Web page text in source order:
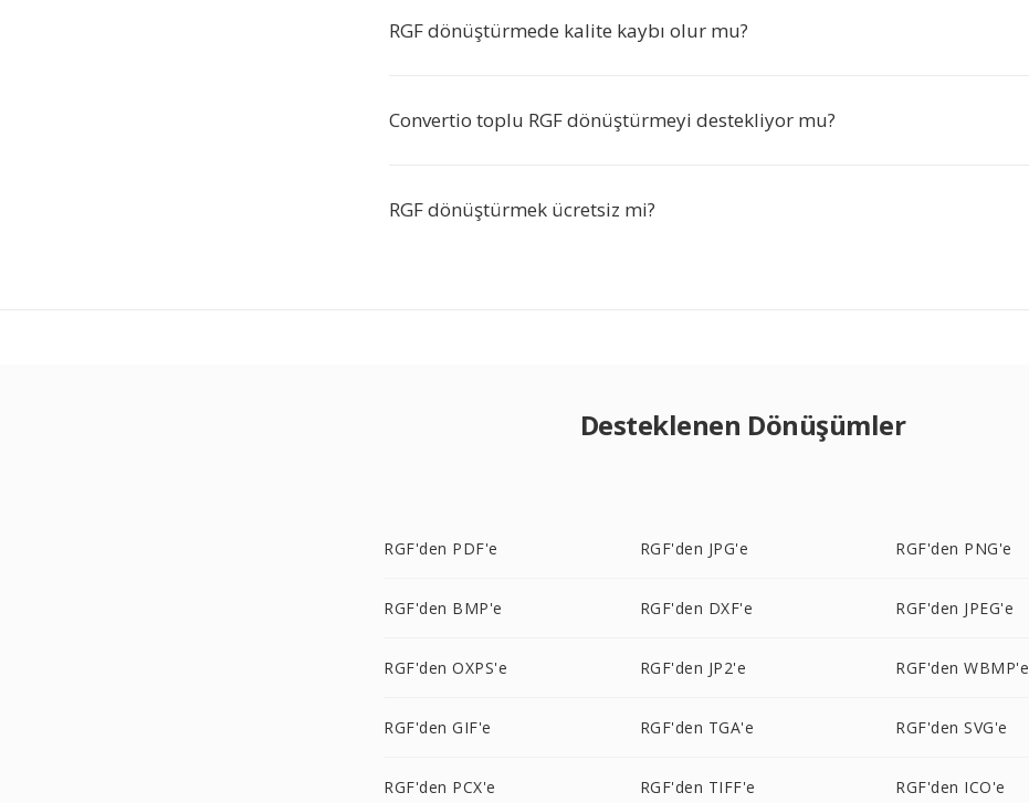
RGF dönüştürmede kalite kaybı olur mu?
Convertio toplu RGF dönüştürmeyi destekliyor mu?
RGF dönüştürmek ücretsiz mi?
Desteklenen Dönüşümler
RGF'den PDF'e RGF'den JPG'e RGF'den PNG'e
RGF'den BMP'e RGF'den DXF'e RGF'den JPEG'e
RGF'den OXPS'e RGF'den JP2'e RGF'den WBMP'e
RGF'den GIF'e RGF'den TGA'e RGF'den SVG'e
RGF'den PCX'e RGF'den TIFF'e RGF'den ICO'e